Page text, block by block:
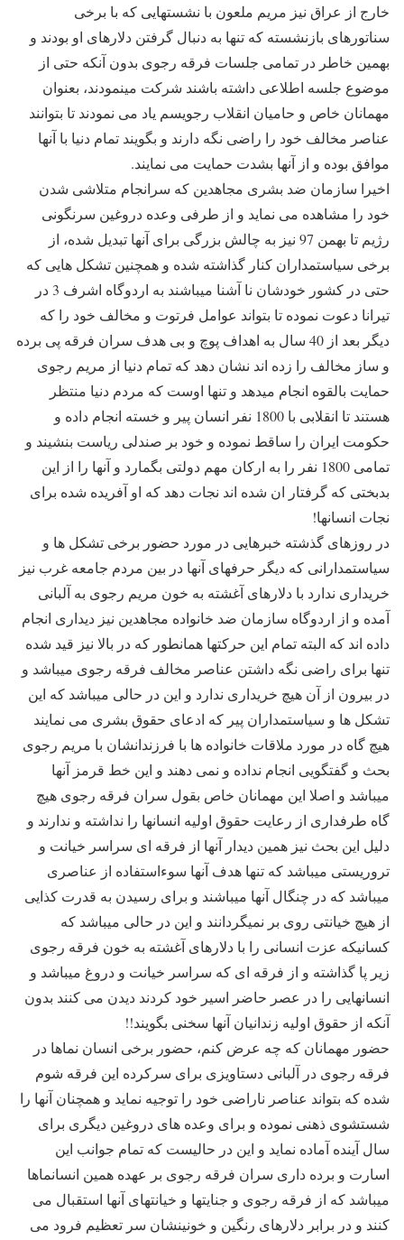
خارج از عراق نیز مریم ملعون با نشستهایی که با برخی
سناتورهای بازنشسته که تنها به دنبال گرفتن دلارهای او بودند و
بهمین خاطر در تمامی جلسات فرقه رجوی بدون آنکه حتی از
موضوع جلسه اطلاعی داشته باشند شرکت مینمودند، بعنوان
مهمانان خاص و حامیان انقلاب رجویسم یاد می نمودند تا بتوانند
عناصر مخالف خود را راضی نگه دارند و بگویند تمام دنیا با آنها
موافق بوده و از آنها بشدت حمایت می نمایند.
اخیرا سازمان ضد بشری مجاهدین که سرانجام متلاشی شدن
خود را مشاهده می نماید و از طرفی وعده دروغین سرنگونی
رژیم تا بهمن 97 نیز به چالش بزرگی برای آنها تبدیل شده، از
برخی سیاستمداران کنار گذاشته شده و همچنین تشکل هایی که
حتی در کشور خودشان نا آشنا میباشند به اردوگاه اشرف 3 در
تیرانا دعوت نموده تا بتواند عوامل فرتوت و مخالف خود را که
دیگر بعد از 40 سال به اهداف پوچ و بی هدف سران فرقه پی برده
و ساز مخالف را زده اند نشان دهد که تمام دنیا از مریم رجوی
حمایت بالقوه انجام میدهد و تنها اوست که مردم دنیا منتظر
هستند تا انقلابی با 1800 نفر انسان پیر و خسته انجام داده و
حکومت ایران را ساقط نموده و خود بر صندلی ریاست بنشیند و
تمامی 1800 نفر را به ارکان مهم دولتی بگمارد و آنها را از این
بدبختی که گرفتار ان شده اند نجات دهد که او آفریده شده برای
نجات انسانها!
در روزهای گذشته خبرهایی در مورد حضور برخی تشکل ها و
سیاستمدارانی که دیگر حرفهای آنها در بین مردم جامعه غرب نیز
خریداری ندارد با دلارهای آغشته به خون مریم رجوی به آلبانی
آمده و از اردوگاه سازمان ضد خانواده مجاهدین نیز دیداری انجام
داده اند که البته تمام این حرکتها همانطور که در بالا نیز قید شده
تنها برای راضی نگه داشتن عناصر مخالف فرقه رجوی میباشد و
در بیرون از آن هیچ خریداری ندارد و این در حالی میباشد که این
تشکل ها و سیاستمداران پیر که ادعای حقوق بشری می نمایند
هیچ گاه در مورد ملاقات خانواده ها با فرزندانشان با مریم رجوی
بحث و گفتگویی انجام نداده و نمی دهند و این خط قرمز آنها
میباشد و اصلا این مهمانان خاص بقول سران فرقه رجوی هیچ
گاه طرفداری از رعایت حقوق اولیه انسانها را نداشته و ندارند و
دلیل این بحث نیز همین دیدار آنها از فرقه ای سراسر خیانت و
تروریستی میباشد که تنها هدف آنها سوءاستفاده از عناصری
میباشد که در چنگال آنها میباشند و برای رسیدن به قدرت کذایی
از هیچ خیانتی روی بر نمیگردانند و این در حالی میباشد که
کسانیکه عزت انسانی را با دلارهای آغشته به خون فرقه رجوی
زیر پا گذاشته و از فرقه ای که سراسر خیانت و دروغ میباشد و
انسانهایی را در عصر حاضر اسیر خود کردند دیدن می کنند بدون
آنکه از حقوق اولیه زندانیان آنها سخنی بگویند!!
حضور مهمانان که چه عرض کنم، حضور برخی انسان نماها در
فرقه رجوی در آلبانی دستاویزی برای سرکرده این فرقه شوم
شده که بتواند عناصر ناراضی خود را توجیه نماید و همچنان آنها را
شستشوی ذهنی نموده و برای وعده های دروغین دیگری برای
سال آینده آماده نماید و این در حالیست که تمام جوانب این
اسارت و برده داری سران فرقه رجوی بر عهده همین انسانماها
میباشد که از فرقه رجوی و جنایتها و خیانتهای آنها استقبال می
کنند و در برابر دلارهای رنگین و خونینشان سر تعظیم فرود می